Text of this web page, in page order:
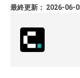
最終更新： 2026-06-